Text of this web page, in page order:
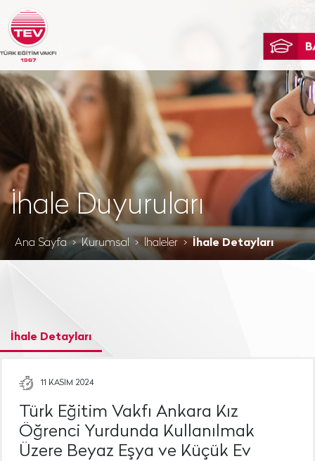
İhale Duyuruları
Ana Sayfa Kurumsal İhaleler İhale Detayları
İhale Detayları
11 KASIM 2024
Türk Eğitim Vakfı Ankara Kız
Öğrenci Yurdunda Kullanılmak
Üzere Beyaz Eşya ve Küçük Ev